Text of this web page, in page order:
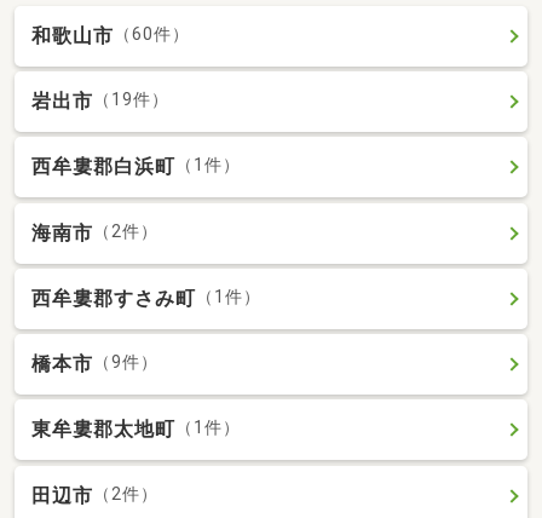
和歌山市 （60件）
岩出市 （19件）
西牟婁郡白浜町 （1件）
海南市 （2件）
西牟婁郡すさみ町 （1件）
橋本市 （9件）
東牟婁郡太地町 （1件）
田辺市 （2件）